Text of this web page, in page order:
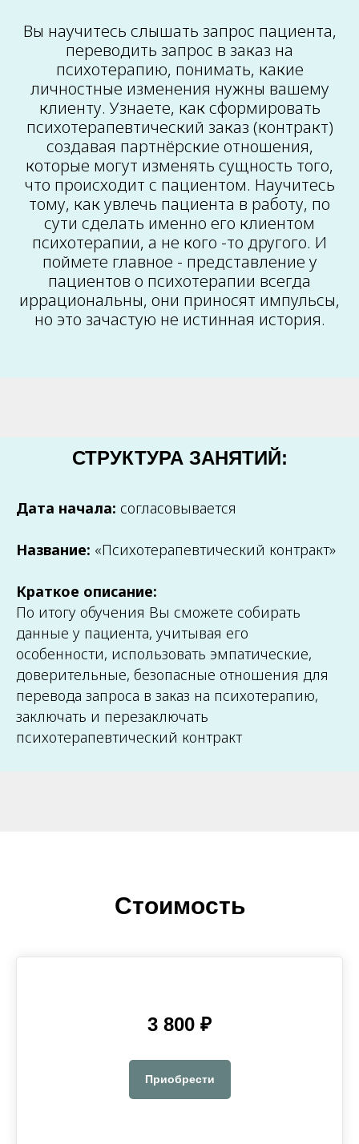
Вы научитесь слышать запрос пациента,
переводить запрос в заказ на
психотерапию, понимать, какие
личностные изменения нужны вашему
клиенту. Узнаете, как сформировать
психотерапевтический заказ (контракт)
создавая партнёрские отношения,
которые могут изменять сущность того,
что происходит с пациентом. Научитесь
тому, как увлечь пациента в работу, по
сути сделать именно его клиентом
психотерапии, а не кого -то другого. И
поймете главное - представление у
пациентов о психотерапии всегда
иррациональны, они приносят импульсы,
но это зачастую не истинная история.
СТРУКТУРА ЗАНЯТИЙ:
Дата начала: согласовывается
Название: «Психотерапевтический контракт»
Краткое описание:
По итогу обучения Вы сможете собирать
данные у пациента, учитывая его
особенности, использовать эмпатические,
доверительные, безопасные отношения для
перевода запроса в заказ на психотерапию,
заключать и перезаключать
психотерапевтический контракт
Стоимость
3 800 ₽
Приобрести